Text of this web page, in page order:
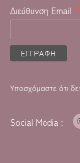
Διεύθυνση Email *
Υποσχόμαστε ότι
Social Media :